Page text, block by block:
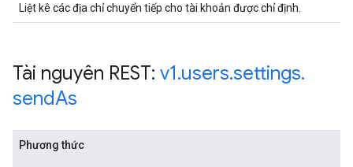
Liệt kê các địa chỉ chuyển tiếp cho tài khoản được chỉ định.
Tài nguyên REST: v1.users.settings.
sendAs
Phương thức